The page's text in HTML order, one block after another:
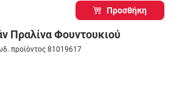
Προσθήκη
Πραλίνα Φουντουκιού
προϊόντος 81019617